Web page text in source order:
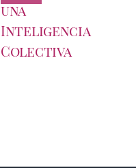
una
Inteligencia
Colectiva